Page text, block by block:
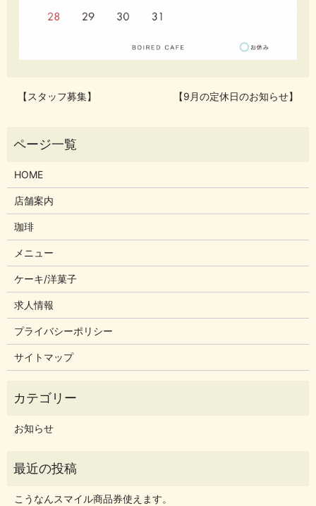
【スタッフ募集】 【9月の定休日のお知らせ】
HOME
店舗案内
珈琲
メニュー
ケーキ/洋菓子
求人情報
プライバシーポリシー
サイトマップ
お知らせ
こうなんスマイル商品券使えます。